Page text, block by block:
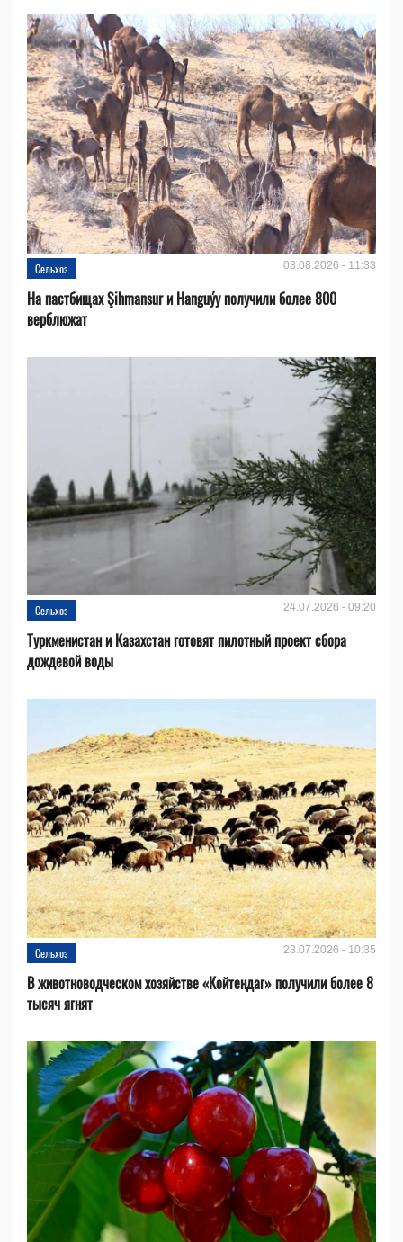
Сельхоз 03.08.2026 - 11:33
На пастбищах Şihmansur и Hanguýy получили более 800
верблюжат
Сельхоз 24.07.2026 - 09:20
Туркменистан и Казахстан готовят пилотный проект сбора
дождевой воды
Сельхоз 23.07.2026 - 10:35
В животноводческом хозяйстве «Койтендаг» получили более 8
тысяч ягнят